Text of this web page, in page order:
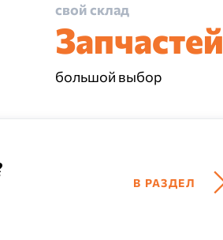
свой склад
Запчастей
большой выбор
В РАЗДЕЛ